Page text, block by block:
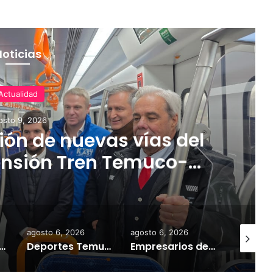
9, 2026
de nuevas vías del
Tren Temuco-
Heladas: reactivan campaña por riesgo de congelamiento de medidores de agua
agosto 6, 2026
Deportes Temuco termina relación contractual con Arturo Sanhueza tras derrota ante Copiapó
agosto 6, 2026
Empresarios de Angol donan cuatro hectáreas para apoyar reubicación de familias afectadas por inundaciones